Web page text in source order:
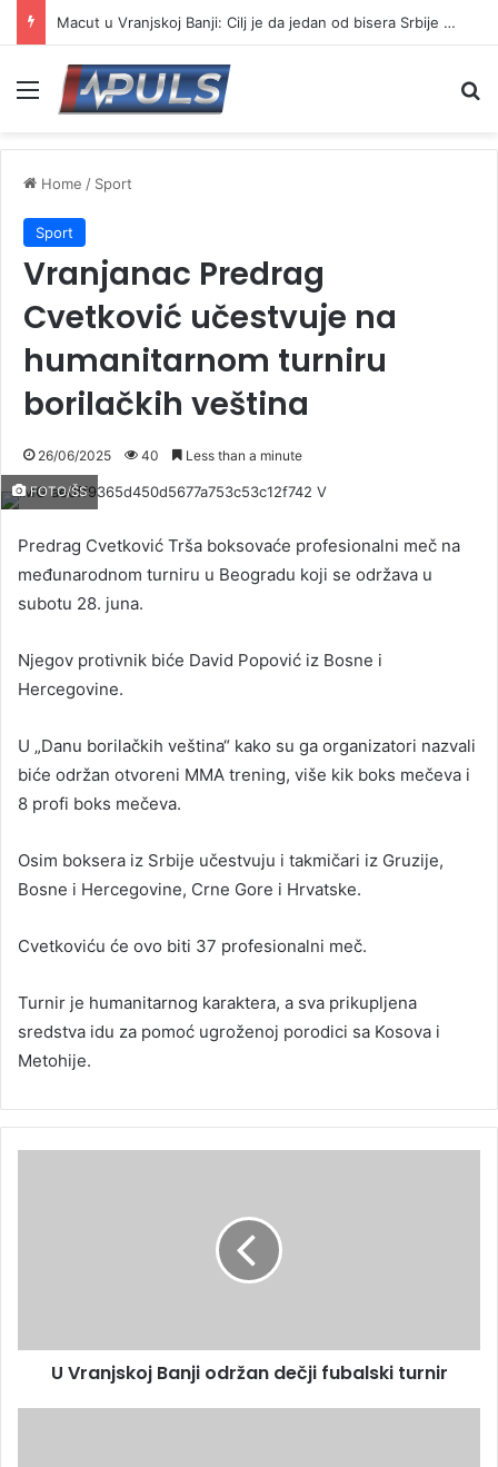
Macut u Vranjskoj Banji: Cilj je da jedan od bisera Srbije postane još jači centar banjskog turizma
Menu
Home / Sport
Sport
Vranjanac Predrag
Cvetković učestvuje na
humanitarnom turniru
borilačkih veština
26/06/2025 40 Less than a minute
FOTO/ŠS
Predrag Cvetković Trša boksovaće profesionalni meč na
međunarodnom turniru u Beogradu koji se održava u
subotu 28. juna.
Njegov protivnik biće David Popović iz Bosne i
Hercegovine.
U „Danu borilačkih veština“ kako su ga organizatori nazvali
biće održan otvoreni MMA trening, više kik boks mečeva i
8 profi boks mečeva.
Osim boksera iz Srbije učestvuju i takmičari iz Gruzije,
Bosne i Hercegovine, Crne Gore i Hrvatske.
Cvetkoviću će ovo biti 37 profesionalni meč.
Turnir je humanitarnog karaktera, a sva prikupljena
sredstva idu za pomoć ugroženoj porodici sa Kosova i
Metohije.
U Vranjskoj Banji održan dečji fubalski turnir